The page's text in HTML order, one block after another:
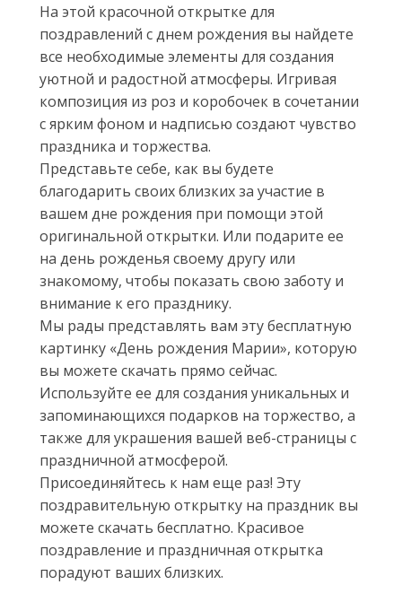
На этой красочной открытке для
поздравлений с днем рождения вы найдете
все необходимые элементы для создания
уютной и радостной атмосферы. Игривая
композиция из роз и коробочек в сочетании
с ярким фоном и надписью создают чувство
праздника и торжества.
Представьте себе, как вы будете
благодарить своих близких за участие в
вашем дне рождения при помощи этой
оригинальной открытки. Или подарите ее
на день рожденья своему другу или
знакомому, чтобы показать свою заботу и
внимание к его празднику.
Мы рады представлять вам эту бесплатную
картинку «День рождения Марии», которую
вы можете скачать прямо сейчас.
Используйте ее для создания уникальных и
запоминающихся подарков на торжество, а
также для украшения вашей веб-страницы с
праздничной атмосферой.
Присоединяйтесь к нам еще раз! Эту
поздравительную открытку на праздник вы
можете скачать бесплатно. Красивое
поздравление и праздничная открытка
порадуют ваших близких.